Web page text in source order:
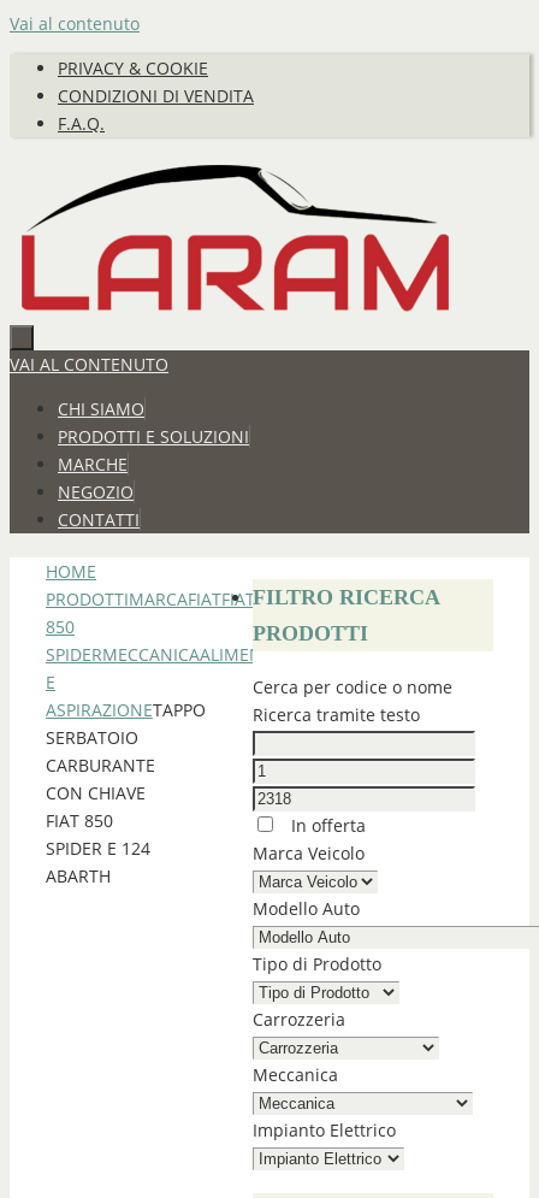
Vai al contenuto
PRIVACY & COOKIE
CONDIZIONI DI VENDITA
F.A.Q.
VAI AL CONTENUTO
CHI SIAMO
PRODOTTI E SOLUZIONI
MARCHE
NEGOZIO
CONTATTI
HOME
PRODOTTIMARCAFIATFIAT
850
SPIDERMECCANICAALIMENTAZIONE
E
ASPIRAZIONETAPPO
SERBATOIO
CARBURANTE
CON CHIAVE
FIAT 850
SPIDER E 124
ABARTH
FILTRO RICERCA
PRODOTTI
Cerca per codice o nome
Ricerca tramite testo
In offerta
Marca Veicolo
Modello Auto
Tipo di Prodotto
Carrozzeria
Meccanica
Impianto Elettrico